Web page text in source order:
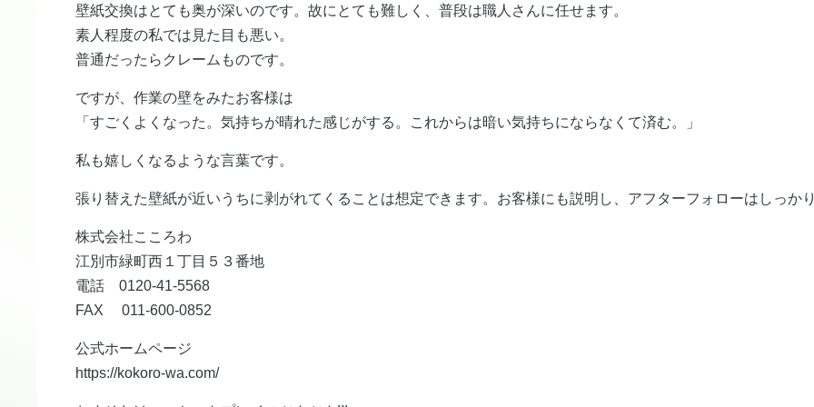
壁紙交換はとても奥が深いのです。故にとても難しく、普段は職人さんに任せます。
素人程度の私では見た目も悪い。
普通だったらクレームものです。
ですが、作業の壁をみたお客様は
「すごくよくなった。気持ちが晴れた感じがする。これからは暗い気持ちにならなくて済む。」
私も嬉しくなるような言葉です。
張り替えた壁紙が近いうちに剥がれてくることは想定できます。お客様にも説明し、アフターフォローはしっか
株式会社こころわ
江別市緑町西１丁目５３番地
電話 0120-41-5568
FAX 011-600-0852
公式ホームページ
https://kokoro-wa.com/